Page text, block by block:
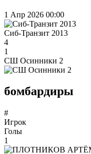
1 Апр 2026 00:00
Сиб-Транзит 2013
4
1
СШ Осинники 2
бомбардиры
#
Игрок
Голы
1